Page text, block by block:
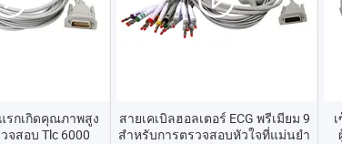
รกเกิดคุณภาพสูง
จสอบ Tlc 6000
สายเคเบิลฮอลเตอร์ ECG พรีเมียม 9
สำหรับการตรวจสอบหัวใจที่แม่นยำ